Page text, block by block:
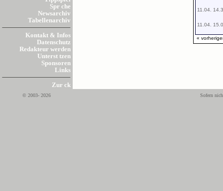
Spr che
Newsarchiv
Tabellenarchiv
Kontakt & Infos
Datenschutz
Redakteur werden
Unterst tzen
Sponsoren
Links
Zur ck
11.04.
11.04.
«
© 2003- 2026 Sofern